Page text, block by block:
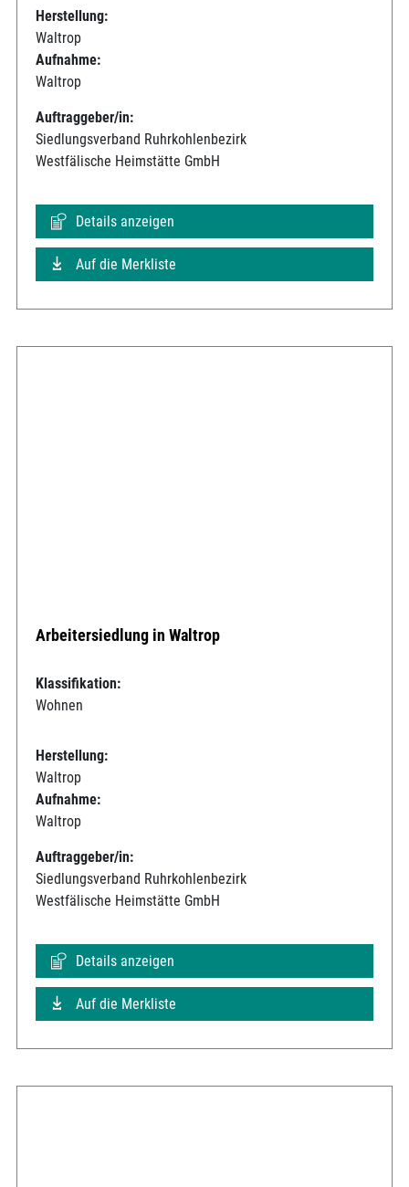
Herstellung:
Waltrop
Aufnahme:
Waltrop
Auftraggeber/in:
Siedlungsverband Ruhrkohlenbezirk
Westfälische Heimstätte GmbH
Details anzeigen
Auf die Merkliste
Arbeitersiedlung in Waltrop
Klassifikation:
Wohnen
Herstellung:
Waltrop
Aufnahme:
Waltrop
Auftraggeber/in:
Siedlungsverband Ruhrkohlenbezirk
Westfälische Heimstätte GmbH
Details anzeigen
Auf die Merkliste